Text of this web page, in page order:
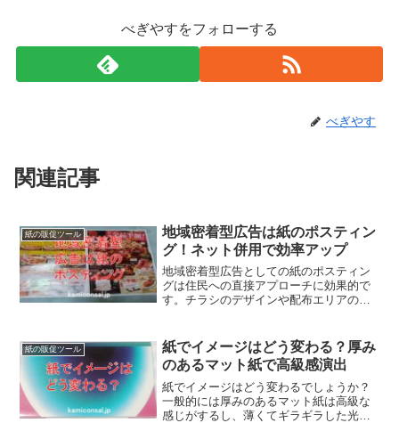
べぎやすをフォローする
べぎやす
関連記事
紙の販促ツール
地域密着型広告は紙のポスティン
グ！ネット併用で効率アップ
地域密着型広告としての紙のポスティン
グは住民への直接アプローチに効果的で
す。チラシのデザインや配布エリアの工
い層への認知拡大や集客力の向上も。地
域密着型広告うまくやって下さいね！
紙の販促ツール
紙でイメージはどう変わる？厚み
のあるマット紙で高級感演出
紙でイメージはどう変わるでしょうか？
一般的には厚みのあるマット紙は高級な
感じがするし、薄くてギラギラした光沢